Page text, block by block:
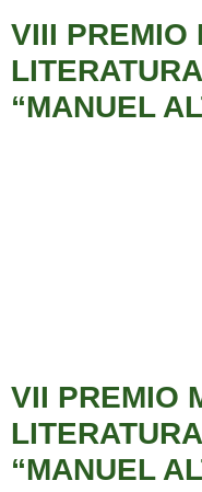
VIII PREMIO
“MANUEL
VII PREMIO
“MANUEL